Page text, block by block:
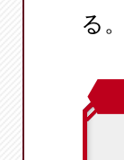
る。